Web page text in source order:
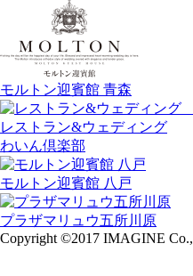
モルトン迎賓館 青森
レストラン&ウェディング
わいん倶楽部
モルトン迎賓館 八戸
プラザマリュウ五所川原
Copyright ©2017 IMAGINE